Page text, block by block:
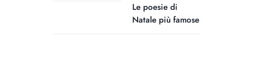
Le poesie di
Natale più famose